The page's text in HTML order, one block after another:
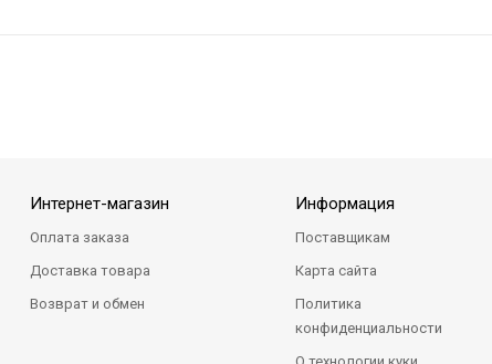
Интернет-магазин
Оплата заказа
Доставка товара
Возврат и обмен
Информация
Поставщикам
Карта сайта
Политика
конфиденциальности